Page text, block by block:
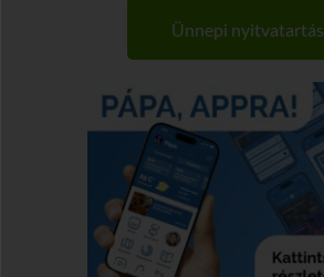
Ünnepi nyitvatartás